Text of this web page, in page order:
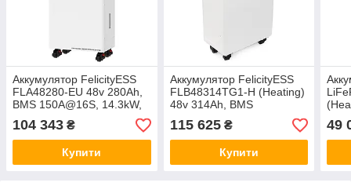
Аккумулятор FelicityESS
FLA48280-EU 48v 280Ah,
BMS 150A@16S, 14.3kW,
до 15 parallel,
CAN&RS485, IP21,
6000Cycles,
104 343 ₴
Купити
Аккумулятор FelicityESS
FLB48314TG1-H (Heating)
48v 314Ah, BMS
160A@16S, 16kW, до 16
parallel, CAN&RS485, IP65,
6000Cycles,
115 625₴
Купити
49